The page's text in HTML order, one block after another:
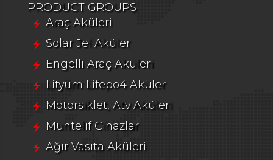
PRODUCT GROUPS
Araç Aküleri
Solar Jel Aküler
Engelli Araç Aküleri
Lityum Lifepo4 Aküler
Motorsiklet, Atv Aküleri
Muhtelif Cihazlar
Ağır Vasıta Aküleri